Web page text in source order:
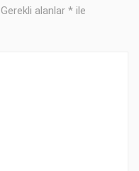
Gerekli alanlar * ile